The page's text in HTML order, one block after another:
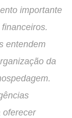
importante
entendem
da
oferecer